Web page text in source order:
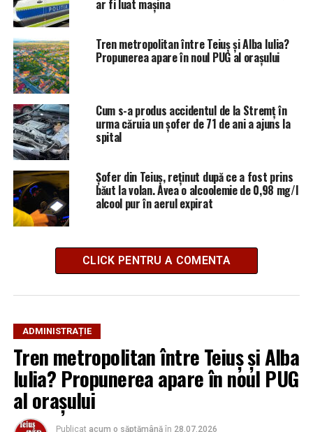
ar fi luat mașina
Tren metropolitan între Teiuș și Alba Iulia?
Propunerea apare în noul PUG al orașului
Cum s-a produs accidentul de la Stremț în
urma căruia un șofer de 71 de ani a ajuns la
spital
Șofer din Teiuș, reținut după ce a fost prins
băut la volan. Avea o alcoolemie de 0,98 mg/l
alcool pur în aerul expirat
CLICK PENTRU A COMENTA
ADMINISTRAȚIE
Tren metropolitan între Teiuș și Alba
Iulia? Propunerea apare în noul PUG
al orașului
Publicat acum o săptămână în 28.07.2026